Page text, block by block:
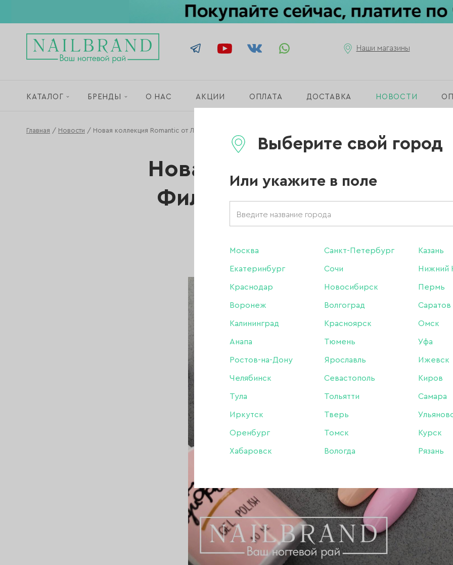
Выберите свой город
Или укажите в поле
Москва Санкт-Петербург Казань
Екатеринбург Сочи Нижний
Краснодар Новосибирск Пермь
Воронеж Волгоград Саратов
Калининград Красноярск Омск
Анапа Тюмень Уфа
Ростов-на-Дону Ярославль Ижевск
Челябинск Севастополь Киров
Тула Тольятти Самара
Иркутск Тверь
Оренбург Томск Курск
Хабаровск Вологда Рязань
Наши магазины
КАТАЛОГ БРЕНДЫ О НАС АКЦИИ ОПЛАТА ДОСТАВКА НОВОСТИ
Главная / Новости / Новая коллекция Romantic от Луи Филипп во всей сети NAILBRAND
Новая коллекция Romantic
Филипп во всей сети